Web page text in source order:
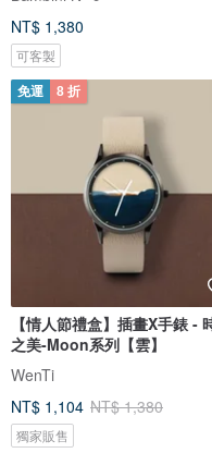
NT$ 1,380
可客製
免運 8 折
【情人節禮盒】插畫X手錶 -
之美-Moon系列【雲】
WenTi
NT$ 1,104 NT$ 1,380
獨家販售